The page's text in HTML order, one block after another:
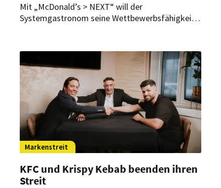
Mit „McDonald’s > NEXT“ will der
Systemgastronom seine Wettbewerbsfähigkeit
Gäste zu machen.
Markenstreit
KFC und Krispy Kebab beenden ihren
Streit